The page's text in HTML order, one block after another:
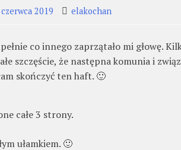
2019 elakochan
co innego zaprzątało mi głowę.
szczęście, że następna komunia i
skończyć ten haft. 🙂
całe 3 strony.
ułamkiem. 🙂